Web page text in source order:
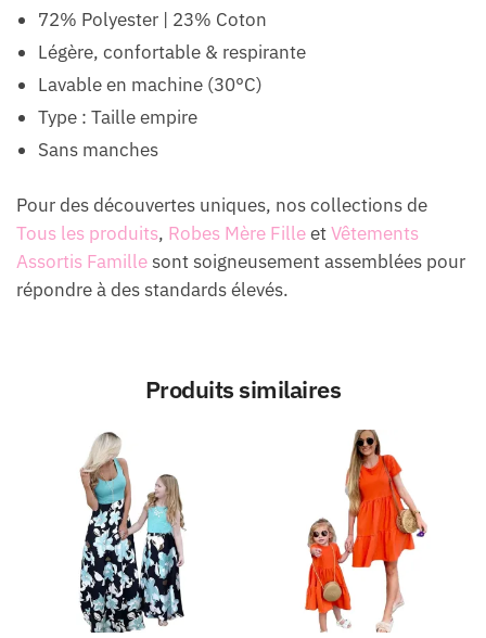
72% Polyester | 23% Coton
Légère, confortable & respirante
Lavable en machine (30°C)
Type : Taille empire
Sans manches
Pour des découvertes uniques, nos collections de
Tous les produits, Robes Mère FilleetVêtements
Assortis Famillesont soigneusement assemblées pour
répondre à des standards élevés.
Produits similaires